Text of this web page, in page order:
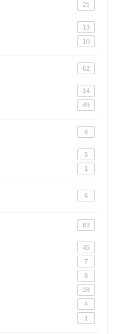
21
13
10
62
14
49
6
5
1
6
83
45
7
8
28
4
1